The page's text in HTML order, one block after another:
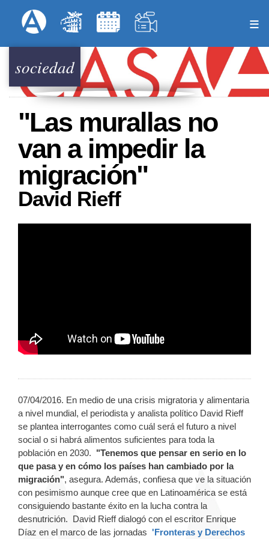
al
principal
Menú Superior
sociedad
"Las murallas no
van a impedir la
migración"
David Rieff
07/04/2016. En medio de una crisis migratoria y alimentaria
a nivel mundial, el periodista y analista político David Rieff
se plantea interrogantes como cuál será el futuro a nivel
social o si habrá alimentos suficientes para toda la
población en 2030. "Tenemos que pensar en serio en lo
que pasa y en cómo los países han cambiado por la
migración", asegura. Además, confiesa que ve la situación
con pesimismo aunque cree que en Latinoamérica se está
consiguiendo bastante éxito en la lucha contra la
desnutrición. David Rieff dialogó con el escritor Enrique
Díaz en el marco de las jornadas 'Fronteras y Derechos